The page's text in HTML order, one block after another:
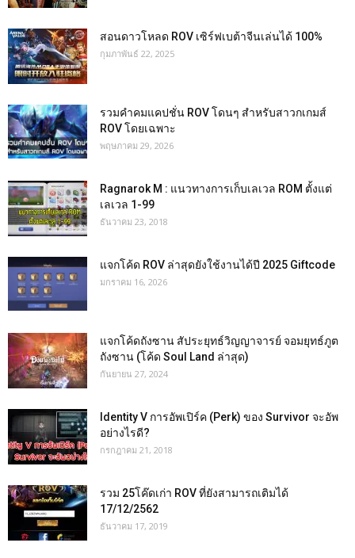
สอนดาวโหลด ROV เซิร์ฟเบต้าจีนเล่นได้ 100%
กุมภาพันธ์ 22, 2025
รวมคำคมแคปชั่น ROV โดนๆ สำหรับสาวกเกมส์
ROV โดยเฉพาะ
พฤษภาคม 29, 2026
Ragnarok M : แนวทางการเก็บเลเวล ROM ตั้งแต่
เลเวล 1-99
ธันวาคม 23, 2018
แจกโค้ด ROV ล่าสุดยังใช้งานได้ปี 2025 Giftcode
มกราคม 16, 2026
แจกโค้ดถังซาน สัประยุทธ์วิญญาจารย์ จอมยุทธ์ภูต
ถังซาน (โค้ด Soul Land ล่าสุด)
กันยายน 27, 2024
Identity V การอัพเปิร์ค (Perk) ของ Survivor จะอัพ
อย่างไรดี?
กรกฎาคม 21, 2018
รวม 25โค๊ดเก่า ROV ที่ยังสามารถเติมได้
17/12/2562
ธันวาคม 17, 2019